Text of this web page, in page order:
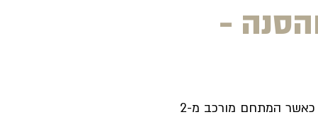
-
הפרויקט מורכב מ-240 יח"ד קיימות ב-12 בניני רכבת בעלי 3 קומות ברחובות הסנה, הקיקיון ואלי כהן בעיר אשקלון. כאשר המתחם מורכב מ-2